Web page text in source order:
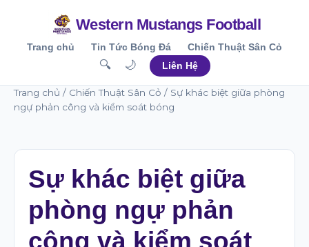
Western Mustangs Football
Trang chủ Tin Tức Bóng Đá Chiến Thuật Sân Cỏ
🔍 🌙 Liên Hệ
Trang chủ / Chiến Thuật Sân Cỏ / Sự khác biệt giữa phòng
ngự phản công và kiểm soát bóng
Sự khác biệt giữa
phòng ngự phản
công và kiểm soát